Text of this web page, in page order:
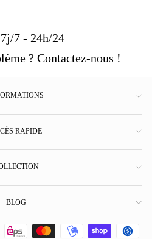
7 - 24h/24
? Contactez-nous !
RAPIDE
BLOG